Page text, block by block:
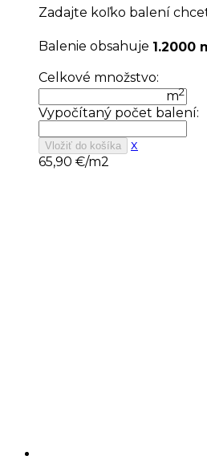
Zadajte koľko balení
Balenie obsahuje 1.2000
Celkové množstvo:
m2
Vypočítaný počet balení:
Vložiť do košíka
x
65,90 €/m2